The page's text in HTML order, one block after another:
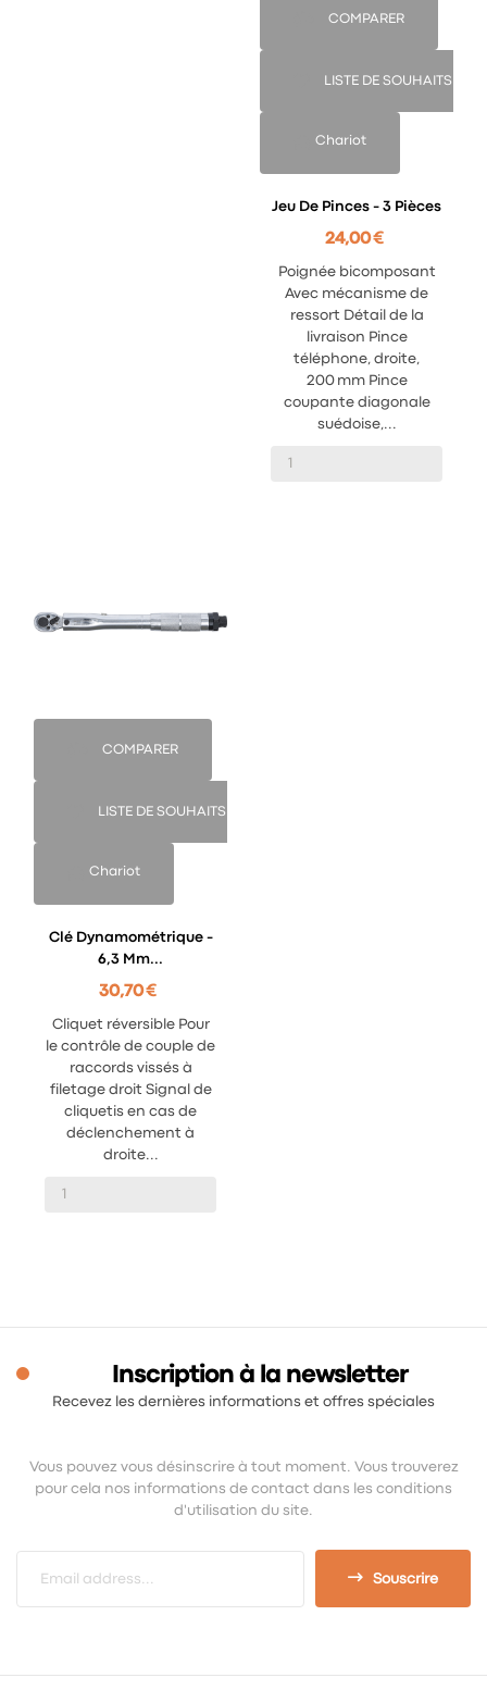
COMPARER
LISTE DE SOUHAITS
Chariot
Jeu De Pinces - 3 Pièces
24,00 €
Poignée bicomposant
Avec mécanisme de
ressort Détail de la
livraison Pince
téléphone, droite,
200 mm Pince
coupante diagonale
suédoise,...
COMPARER
LISTE DE SOUHAITS
Chariot
Clé Dynamométrique -
6,3 Mm...
30,70 €
Cliquet réversible Pour
le contrôle de couple de
raccords vissés à
filetage droit Signal de
cliquetis en cas de
déclenchement à
droite...
Inscription à la newsletter
Recevez les dernières informations et offres spéciales
Vous pouvez vous désinscrire à tout moment. Vous trouverez
pour cela nos informations de contact dans les conditions
d'utilisation du site.
Souscrire